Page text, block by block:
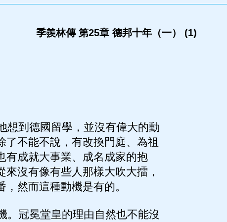
季羨林傳 第25章 德邦十年（一） (1)
到德國留學，並沒有偉大的動
了不能不說，有改換門庭、為祖
有成就大事業、成名成家的抱
來沒有像有些人那樣大吹大擂，
然而這種動機是有的。
冠冕堂皇的理由自然也不能沒